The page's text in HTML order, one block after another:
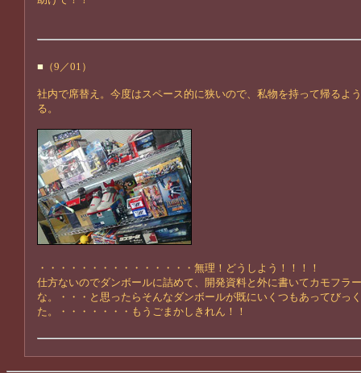
■ （9／01）
社内で席替え。今度はスペース的に狭いので、私物を持って帰るよ
る。
・・・・・・・・・・・・・・・無理！どうしよう！！！！
仕方ないのでダンボールに詰めて、開発資料と外に書いてカモフラ
な。・・・と思ったらそんなダンボールが既にいくつもあってびっ
た。・・・・・・・もうごまかしきれん！！